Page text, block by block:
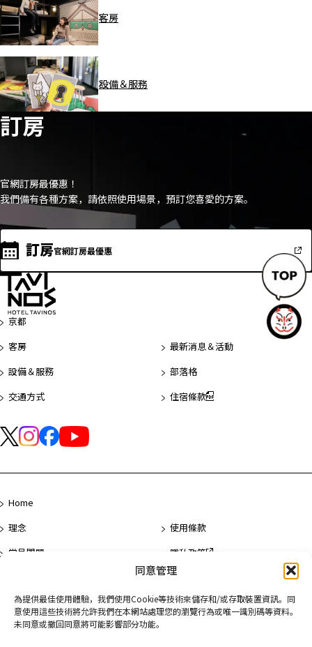
同意管理
為提供最佳使用體驗，我們使用Cookie等技術來儲存和/或存取裝置資訊。同
意使用這些技術將允許我們在本網站處理您的瀏覽行為或唯一識別碼等資料。
未同意或撤回同意將可能影響部分功能。
客房
設備＆服務
訂房
官網訂房最優惠！
我們備有各種方案，請依照使用場景，預訂您喜愛的方案。
訂房官網訂房最優惠
回
頁
首
京都
客房
設備＆服務
交通方式
最新消息＆活動
部落格
住宿條款
Home
理念
常見問題
使用條款
隱私政策
飯店一覽